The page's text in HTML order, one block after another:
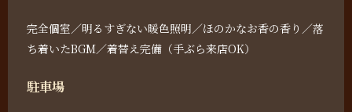
完全個室／明るすぎない暖色照明／ほのかなお香の香り／落
ち着いたBGM／着替え完備（手ぶら来店OK）
駐車場